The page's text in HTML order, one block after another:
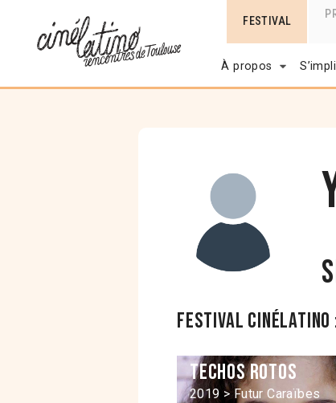
FESTIVAL
À propos
Festival Cinélatino
Techos rotos
2019 > Futur Caraïbes